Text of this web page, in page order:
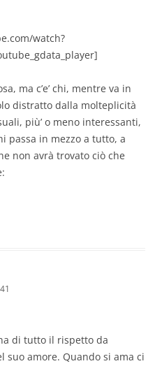
watch?
ma c’e’ chi, mentre va in
distratto dalla molteplicità
più’ o meno interessanti,
passa in mezzo a tutto, a
non avrà trovato ciò che
di tutto il rispetto da
suo amore. Quando si ama ci